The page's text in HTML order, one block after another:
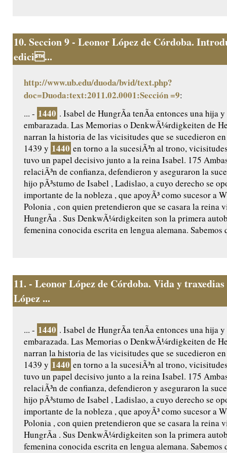
10. Seccion 9 - Leonor López de Córdoba.
edici...
http://www.ub.edu/duoda/bvid/text.php?
doc=Duoda:text:2011.02.0001:Sección =9:
... - 1440 . Isabel de HungrÃ­a tenÃ­a entonces una hija y
embarazada. Las Memorias o DenkwÃ¼rdigkeiten de
narran la historia de las vicisitudes que se sucedieron
1439 y 1440 en torno a la sucesiÃ³n al trono,
tuvo un papel decisivo junto a la reina Isabel. 175
relaciÃ³n de confianza, defendieron y aseguraron la
hijo pÃ³stumo de Isabel , Ladislao, a cuyo derecho se
importante de la nobleza , que apoyÃ³ como sucesor a
Polonia , con quien pretendieron que se casara la reina
HungrÃ­a . Sus DenkwÃ¼rdigkeiten son la primera
femenina conocida escrita en lengua alemana. Sabemos
11. - Leonor López de Córdoba. Vida y
López ...
... - 1440 . Isabel de HungrÃ­a tenÃ­a entonces una hija y
embarazada. Las Memorias o DenkwÃ¼rdigkeiten de
narran la historia de las vicisitudes que se sucedieron
1439 y 1440 en torno a la sucesiÃ³n al trono,
tuvo un papel decisivo junto a la reina Isabel. 175
relaciÃ³n de confianza, defendieron y aseguraron la
hijo pÃ³stumo de Isabel , Ladislao, a cuyo derecho se
importante de la nobleza , que apoyÃ³ como sucesor a
Polonia , con quien pretendieron que se casara la reina
HungrÃ­a . Sus DenkwÃ¼rdigkeiten son la primera
femenina conocida escrita en lengua alemana. Sabemos